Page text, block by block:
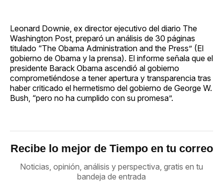
Leonard Downie, ex director ejecutivo del diario The
Washington Post, preparó un análisis de 30 páginas
titulado “The Obama Administration and the Press” (El
gobierno de Obama y la prensa). El informe señala que el
presidente Barack Obama ascendió al gobierno
comprometiéndose a tener apertura y transparencia tras
haber criticado el hermetismo del gobierno de George W.
Bush, “pero no ha cumplido con su promesa”.
Recibe lo mejor de Tiempo en tu correo
Noticias, opinión, análisis y perspectiva, gratis en tu
bandeja de entrada